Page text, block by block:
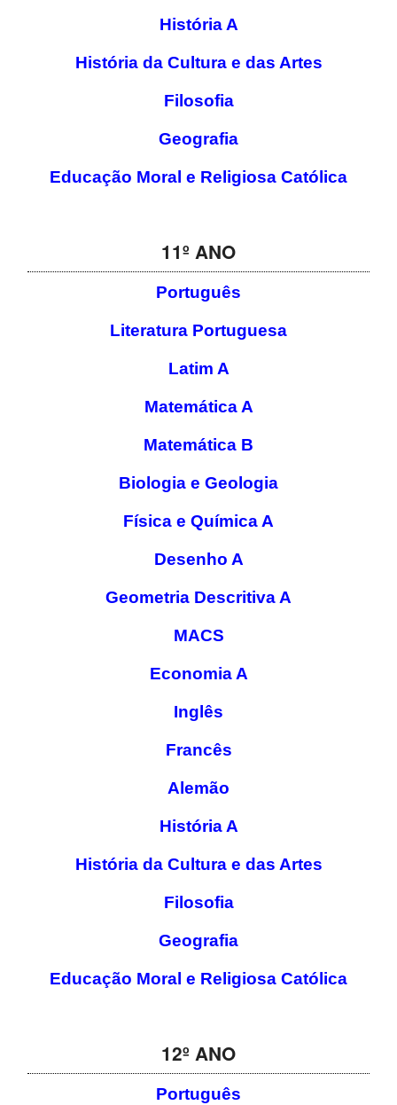
História A
História da Cultura e das Artes
Filosofia
Geografia
Educação Moral e Religiosa Católica
11º ANO
Português
Literatura Portuguesa
Latim A
Matemática A
Matemática B
Biologia e Geologia
Física e Química A
Desenho A
Geometria Descritiva A
MACS
Economia A
Inglês
Francês
Alemão
História A
História da Cultura e das Artes
Filosofia
Geografia
Educação Moral e Religiosa Católica
12º ANO
Português